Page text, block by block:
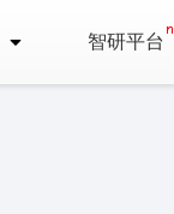
智研平台